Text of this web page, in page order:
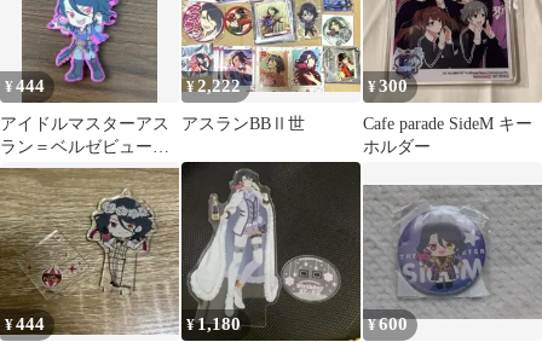
¥444
アイドルマスターアス
ラン＝ベルゼビュート
II世ラバーストラップ
¥2,222
アスランBBⅡ世
¥300
Cafe parade SideM キー
ホルダー
¥444 ¥1,180 ¥600